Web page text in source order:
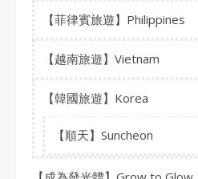
【菲律賓旅遊】Philippines
【越南旅遊】Vietnam
【韓國旅遊】Korea
【順天】Suncheon